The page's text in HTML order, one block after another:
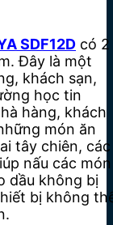
SDF12D có 2
Đây là một
khách sạn,
học tin
hàng, khách
món ăn
tây chiên, các
nấu các món
dầu không bị
bị không